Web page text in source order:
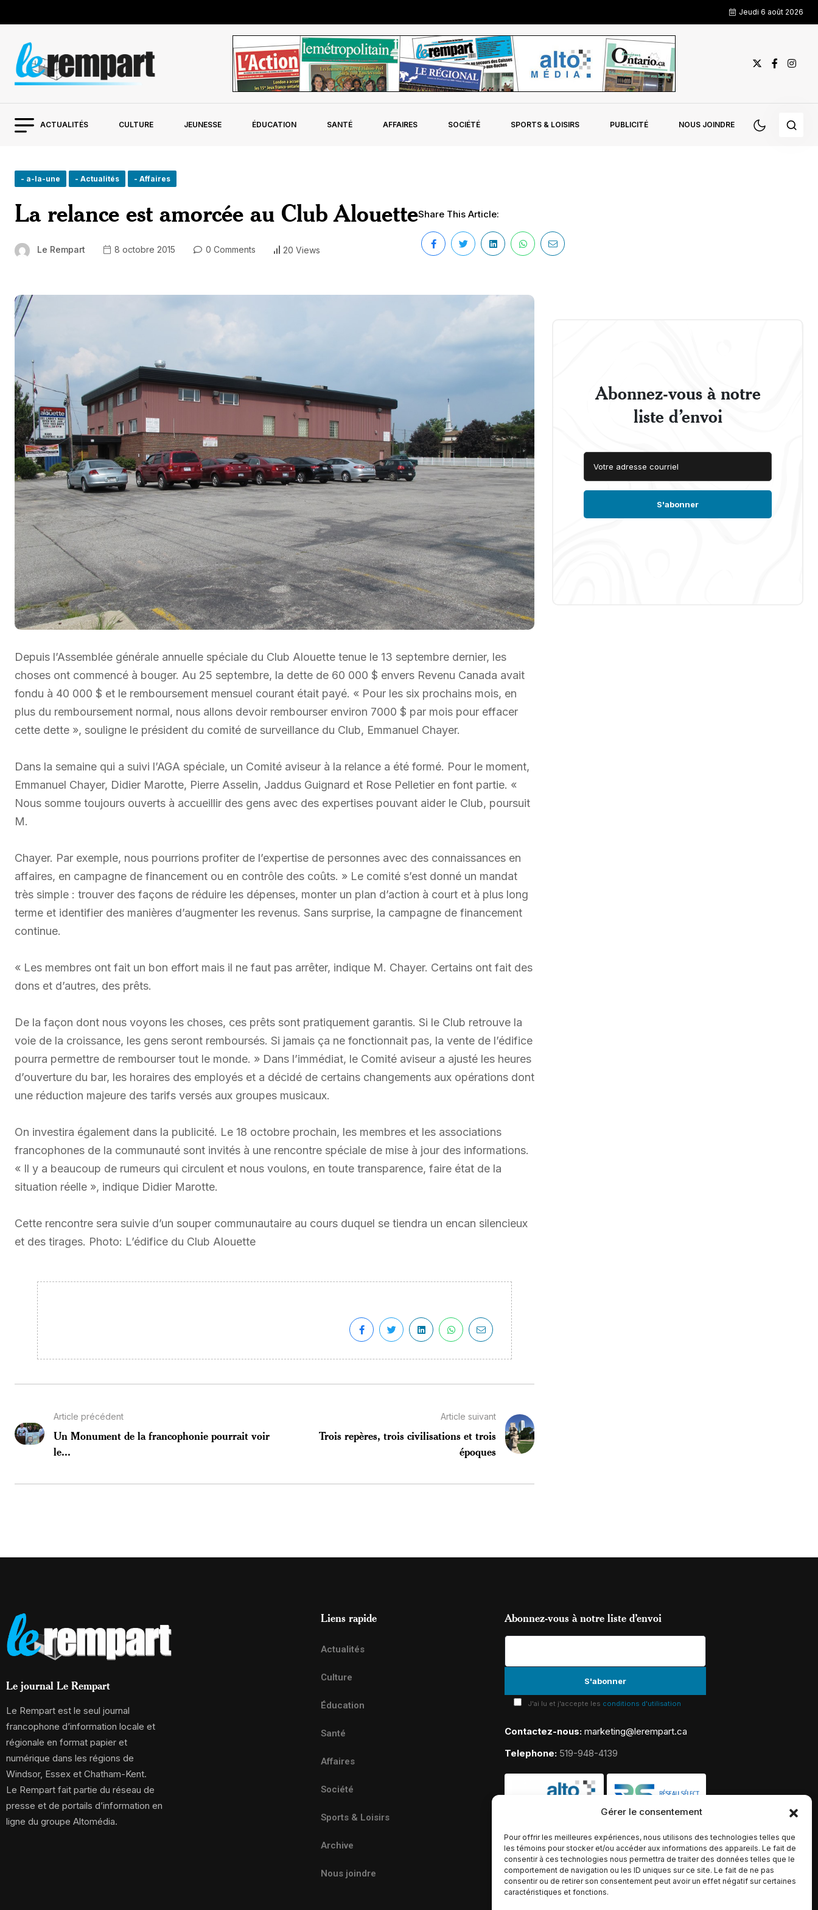
Gérer le consentement
Pour offrir les meilleures expériences, nous utilisons des technologies telles que
les témoins pour stocker et/ou accéder aux informations des appareils. Le fait de
consentir à ces technologies nous permettra de traiter des données telles que le
comportement de navigation ou les ID uniques sur ce site. Le fait de ne pas
consentir ou de retirer son consentement peut avoir un effet négatif sur certaines
caractéristiques et fonctions.
Jeudi 6 août 2026
ACTUALITÉS CULTURE JEUNESSE ÉDUCATION SANTÉ AFFAIRES SOCIÉTÉ SPORTS & LOISIRS PUBLICITÉ NOUS JOINDRE
- a-la-une - Actualités - Affaires
La relance est amorcée au Club Alouette
Le Rempart 8 octobre 2015 0 Comments 20 Views
Share This Article:
Depuis l’Assemblée générale annuelle spéciale du Club Alouette tenue le 13 septembre dernier, les
choses ont commencé à bouger. Au 25 septembre, la dette de 60 000 $ envers Revenu Canada avait
fondu à 40 000 $ et le remboursement mensuel courant était payé. « Pour les six prochains mois, en
plus du remboursement normal, nous allons devoir rembourser environ 7000 $ par mois pour effacer
cette dette », souligne le président du comité de surveillance du Club, Emmanuel Chayer.
Dans la semaine qui a suivi l’AGA spéciale, un Comité aviseur à la relance a été formé. Pour le moment,
Emmanuel Chayer, Didier Marotte, Pierre Asselin, Jaddus Guignard et Rose Pelletier en font partie. «
Nous somme toujours ouverts à accueillir des gens avec des expertises pouvant aider le Club, poursuit
M.
Chayer. Par exemple, nous pourrions profiter de l’expertise de personnes avec des connaissances en
affaires, en campagne de financement ou en contrôle des coûts. » Le comité s’est donné un mandat
très simple : trouver des façons de réduire les dépenses, monter un plan d’action à court et à plus long
terme et identifier des manières d’augmenter les revenus. Sans surprise, la campagne de financement
continue.
« Les membres ont fait un bon effort mais il ne faut pas arrêter, indique M. Chayer. Certains ont fait des
dons et d’autres, des prêts.
De la façon dont nous voyons les choses, ces prêts sont pratiquement garantis. Si le Club retrouve la
voie de la croissance, les gens seront remboursés. Si jamais ça ne fonctionnait pas, la vente de l’édifice
pourra permettre de rembourser tout le monde. » Dans l’immédiat, le Comité aviseur a ajusté les heures
d’ouverture du bar, les horaires des employés et a décidé de certains changements aux opérations dont
une réduction majeure des tarifs versés aux groupes musicaux.
On investira également dans la publicité. Le 18 octobre prochain, les membres et les associations
francophones de la communauté sont invités à une rencontre spéciale de mise à jour des informations.
« Il y a beaucoup de rumeurs qui circulent et nous voulons, en toute transparence, faire état de la
situation réelle », indique Didier Marotte.
Cette rencontre sera suivie d’un souper communautaire au cours duquel se tiendra un encan silencieux
et des tirages. Photo: L’édifice du Club Alouette
Article précédent
Un Monument de la francophonie pourrait voir
le...
Article suivant
Trois repères, trois civilisations et trois
époques
Abonnez-vous à notre
liste d’envoi
Le journal Le Rempart
Le Rempart est le seul journal
francophone d’information locale et
régionale en format papier et
numérique dans les régions de
Windsor, Essex et Chatham-Kent.
Le Rempart fait partie du réseau de
presse et de portails d’information en
ligne du groupe Altomédia.
Liens rapide
Actualités
Culture
Éducation
Santé
Affaires
Société
Sports & Loisirs
Archive
Nous joindre
Abonnez-vous à notre liste d’envoi
J'ai lu et j'accepte les conditions d'utilisation
Contactez-nous: marketing@lerempart.ca
Telephone: 519-948-4139